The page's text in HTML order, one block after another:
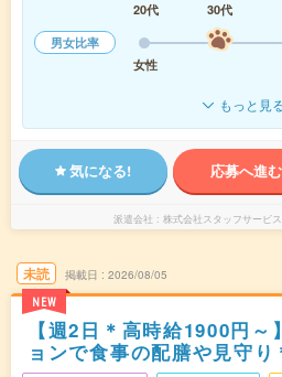
20代
30代
男女比率
女性
もっと見
気になる! 応募へ進む
派遣会社 株式会社スタッフサービ
未読
NEW
掲載日 2026/08/05
【週2日＊高時給1900円
ョンで食事の配膳や見守り